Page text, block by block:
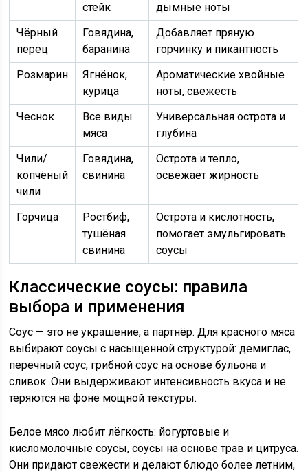
стейк
дымные ноты
Чёрный
перец
Говядина,
баранина
Добавляет пряную
горчинку и пикантность
Розмарин
Ягнёнок,
курица
Ароматические хвойные
ноты, свежесть
Чеснок
Все виды
мяса
Универсальная острота и
глубина
Чили/
копчёный
чили
Говядина,
свинина
Острота и тепло,
освежает жирность
Горчица
Ростбиф,
тушёная
свинина
Острота и кислотность,
помогает эмульгировать
соусы
Классические соусы: правила
выбора и применения
Соус — это не украшение, а партнёр. Для красного мяса
выбирают соусы с насыщенной структурой: демиглас,
перечный соус, грибной соус на основе бульона и
сливок. Они выдерживают интенсивность вкуса и не
теряются на фоне мощной текстуры.
Белое мясо любит лёгкость: йогуртовые и
кисломолочные соусы, соусы на основе трав и цитруса.
Они придают свежести и делают блюдо более летним,